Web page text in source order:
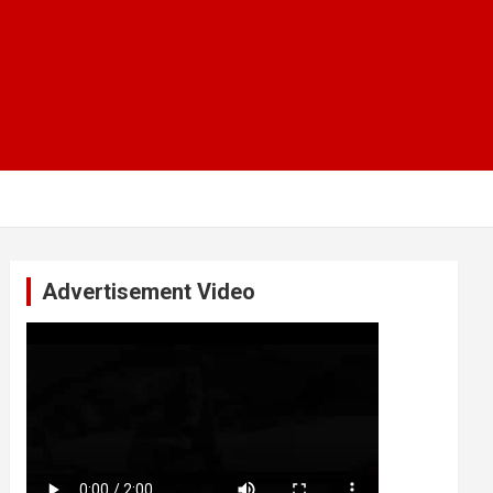
Advertisement Video